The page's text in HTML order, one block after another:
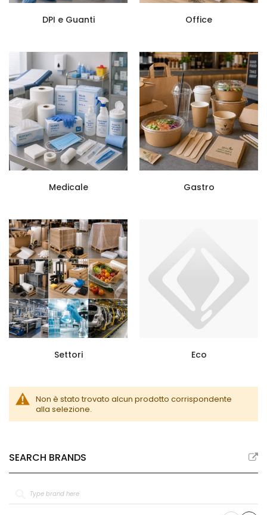
DPI e Guanti Office
Medicale Gastro
Settori Eco
Non è stato trovato alcun prodotto corrispondente
alla selezione.
SEARCH BRANDS